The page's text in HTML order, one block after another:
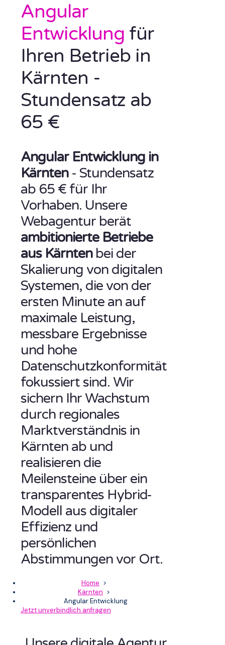
Angular
Entwicklung für
Ihren Betrieb in
Kärnten -
Stundensatz ab
65 €
Angular Entwicklung in
Kärnten- Stundensatz
ab 65 € für Ihr
Vorhaben. Unsere
Webagentur berät
ambitionierte Betriebe
aus Kärntenbei der
Skalierung von digitalen
Systemen, die von der
ersten Minute an auf
maximale Leistung,
messbare Ergebnisse
und hohe
Datenschutzkonformität
fokussiert sind. Wir
sichern Ihr Wachstum
durch regionales
Marktverständnis in
Kärnten ab und
realisieren die
Meilensteine über ein
transparentes Hybrid-
Modell aus digitaler
Effizienz und
persönlichen
Abstimmungen vor Ort.
Home >
Kärnten >
Angular Entwicklung
Jetzt unverbindlich anfragen